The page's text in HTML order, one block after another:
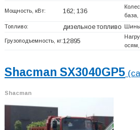
Мощность, кВт: 162; 136
Топливо: дизельное топливо
Грузоподъемность, кг:12895
осям,
Shacman SX3040GP5
Shacman